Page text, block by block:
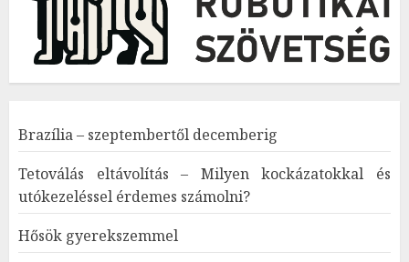
Brazília – szeptembertől decemberig
Tetoválás eltávolítás – Milyen kockázatokkal és
utókezeléssel érdemes számolni?
Hősök gyerekszemmel